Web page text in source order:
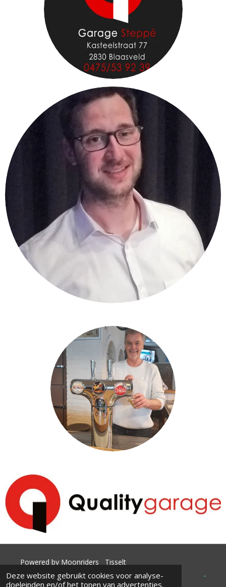
Deze website gebruikt cookies voor analyse-
doeleinden en/of het tonen van advertenties.
Powered by Moonriders Tisselt
@2026-2027 WTC Moonriders